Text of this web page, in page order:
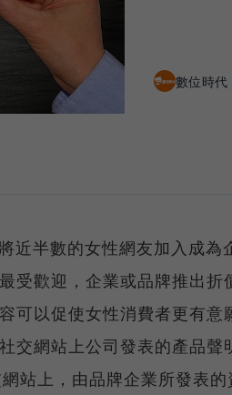
數位時代
半數的女性網友加入成為
受歡迎，企業或品牌推出折
可以促使女性消費者更有意
交網站上公司發表的產品聲
站上，由品牌企業所發表的